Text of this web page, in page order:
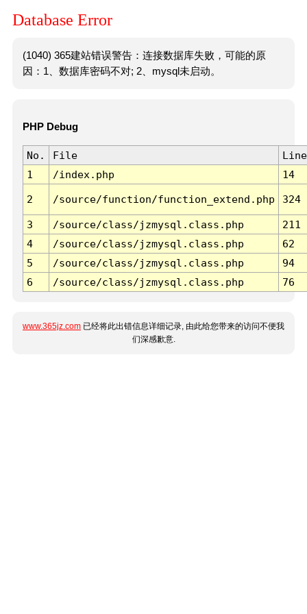
Database Error
(1040) 365建站错误警告：连接数据库失败，可能的原
因：1、数据库密码不对; 2、mysql未启动。
PHP Debug
No. File
Line
1
/index.php 14
2 /source/function/function_extend.php 324
3 /source/class/jzmysql.class.php
211
4
/source/class/jzmysql.class.php
62
5
/source/class/jzmysql.class.php
94
6
/source/class/jzmysql.class.php 76
www.365jz.com 已经将此出错信息详细记录, 由此给您带来的访问不便我
们深感歉意.